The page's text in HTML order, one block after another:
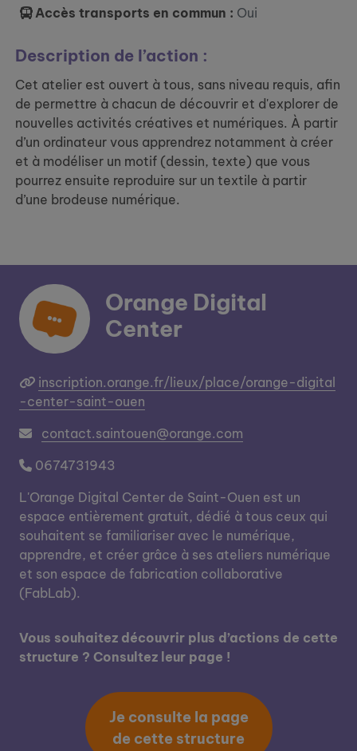
Accès transports en commun : Oui
Description de l’action :
Cet atelier est ouvert à tous, sans niveau requis, afin
de permettre à chacun de découvrir et d'explorer de
nouvelles activités créatives et numériques. À partir
d’un ordinateur vous apprendrez notamment à créer
et à modéliser un motif (dessin, texte) que vous
pourrez ensuite reproduire sur un textile à partir
d’une brodeuse numérique.
Orange Digital
Center
inscription.orange.fr/lieux/place/orange-digital
-center-saint-ouen
contact.saintouen@orange.com
0674731943
L'Orange Digital Center de Saint-Ouen est un
espace entièrement gratuit, dédié à tous ceux qui
souhaitent se familiariser avec le numérique,
apprendre, et créer grâce à ses ateliers numérique
et son espace de fabrication collaborative
(FabLab).
Vous souhaitez découvrir plus d’actions de cette
structure ? Consultez leur page !
Je consulte la page
de cette structure